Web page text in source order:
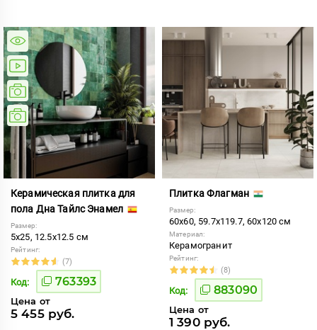
Керамическая плитка для
пола Дна Тайлс Энамел
Размер:
5x25, 12.5x12.5 см
Рейтинг:
(7)
Код: 763393
Цена от
5 455 руб.
Плитка Флагман
Размер:
60x60, 59.7x119.7, 60x120 см
Материал:
Керамогранит
Рейтинг:
(8)
Код: 883090
Цена от
1 390 руб.